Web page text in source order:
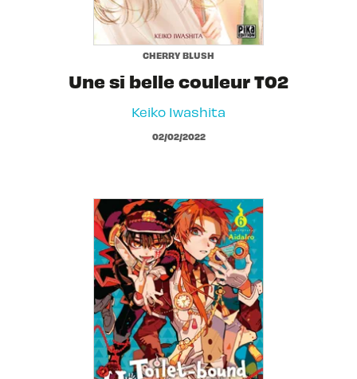
CHERRY BLUSH
Une si belle couleur T02
Keiko Iwashita
02/02/2022